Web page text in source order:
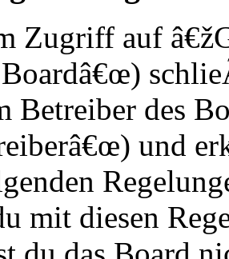
Zugriff auf
Boardâ€œ)
Betreiber des
und
mit diesen